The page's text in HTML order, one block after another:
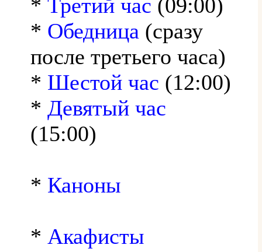
* Третий час (09:00)
* Обедница (сразу
после третьего часа)
* Шестой час (12:00)
* Девятый час
(15:00)
* Каноны
* Акафисты